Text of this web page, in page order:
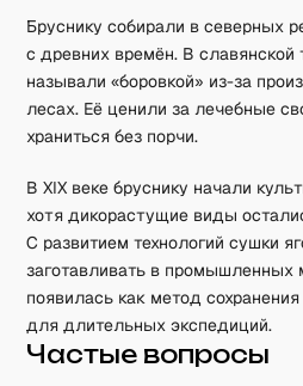
Бруснику собирали в северных
с древних времён. В славянской
называли «боровкой» из-за
лесах. Её ценили за лечебные
храниться без порчи.
В XIX веке бруснику начали
хотя дикорастущие виды
С развитием технологий сушки
заготавливать в
появилась как метод
для длительных экспедиций.
Частые вопросы